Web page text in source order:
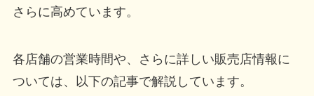
さらに高めています。
各店舗の営業時間や、さらに詳しい販売店情報に
ついては、以下の記事で解説しています。